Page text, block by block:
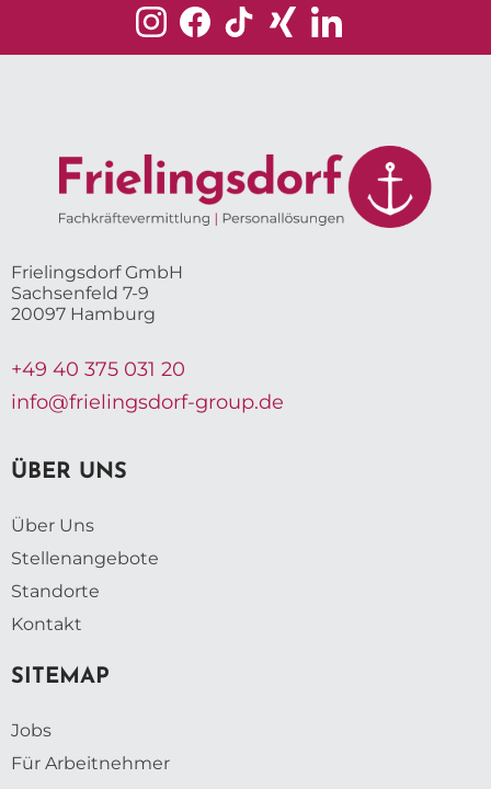
Frielingsdorf GmbH
Sachsenfeld 7-9
20097 Hamburg
+49 40 375 031 20
info@frielingsdorf-group.de
ÜBER UNS
Über Uns
Stellenangebote
Standorte
Kontakt
SITEMAP
Jobs
Für Arbeitnehmer